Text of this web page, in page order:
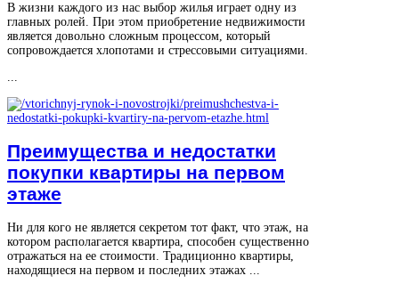
В жизни каждого из нас выбор жилья играет одну из
главных ролей. При этом приобретение недвижимости
является довольно сложным процессом, который
сопровождается хлопотами и стрессовыми ситуациями.
...
Преимущества и недостатки
покупки квартиры на первом
этаже
Ни для кого не является секретом тот факт, что этаж, на
котором располагается квартира, способен существенно
отражаться на ее стоимости. Традиционно квартиры,
находящиеся на первом и последних этажах ...